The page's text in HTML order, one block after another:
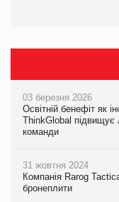
03 березня 2026
Освітній бенефіт як
ThinkGlobal підвищує
команди
31 жовтня 2024
Компанія Rarog
бронеплити